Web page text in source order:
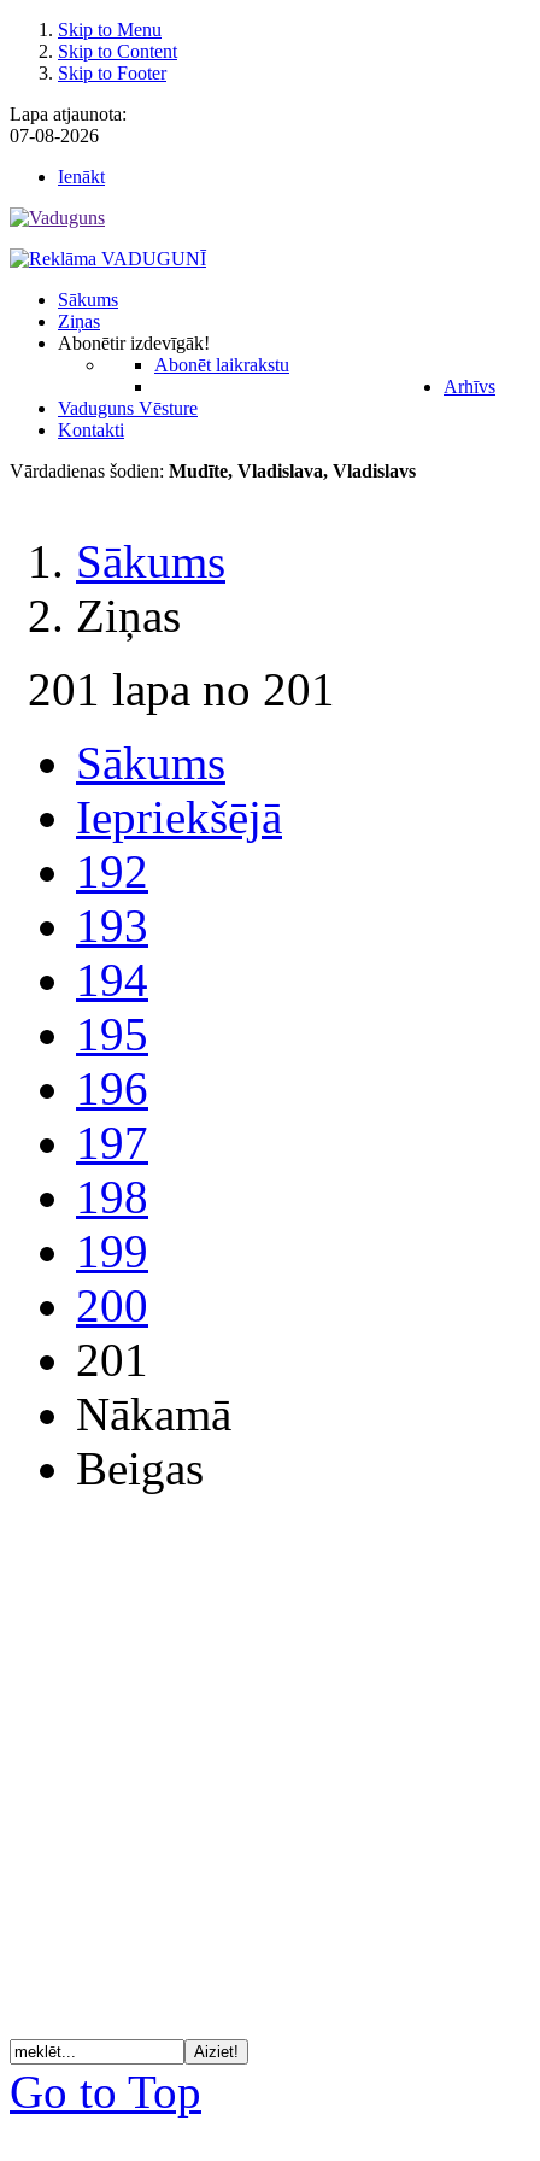
Skip to Menu
Skip to Content
Skip to Footer
Lapa atjaunota:
07-08-2026
Ienākt
Sākums
Ziņas
Abonētir izdevīgāk!
Abonēt laikrakstu
Arhīvs
Vaduguns Vēsture
Kontakti
Vārdadienas šodien: Mudīte, Vladislava, Vladislavs
Sākums
Ziņas
201 lapa no 201
Sākums
Iepriekšējā
192
193
194
195
196
197
198
199
200
201
Nākamā
Beigas
Go to Top